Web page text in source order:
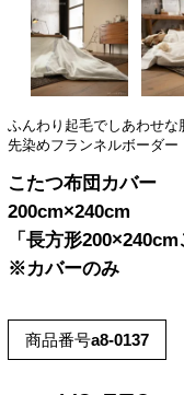
ふんわり起毛でしあわせな
先染めフランネルボーダー
こたつ布団カバー
200cm×240cm
「長方形
※カバーのみ
商品番号a8-0137